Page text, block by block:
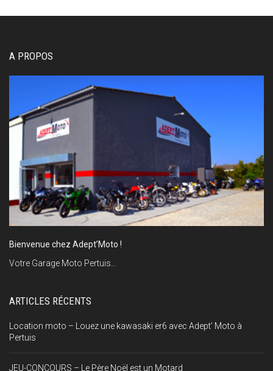
A PROPOS
Bienvenue chez Adept’Moto !
Votre Garage Moto Pertuis...
ARTICLES RÉCENTS
Location moto – Louez une kawasaki er6 avec Adept’ Moto à
Pertuis
JEU-CONCOURS – Le Père Noël est un Motard